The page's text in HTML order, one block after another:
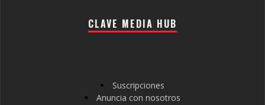
CLAVE MEDIA HUB
Suscripciones
Anuncia con nosotros